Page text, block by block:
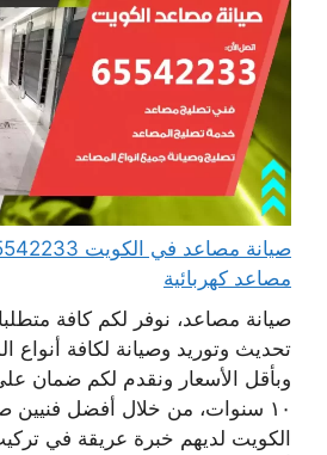
مصاعد كهربائية
صيانة مصاعد، نوفر لكم كافة
تحديث وتوريد وصيانة لكافة أنواع
وبأقل الأسعار ونقدم لكم ضمان
١٠ سنوات، من خلال أفضل فنيين
الكويت لديهم خبرة عريقة في